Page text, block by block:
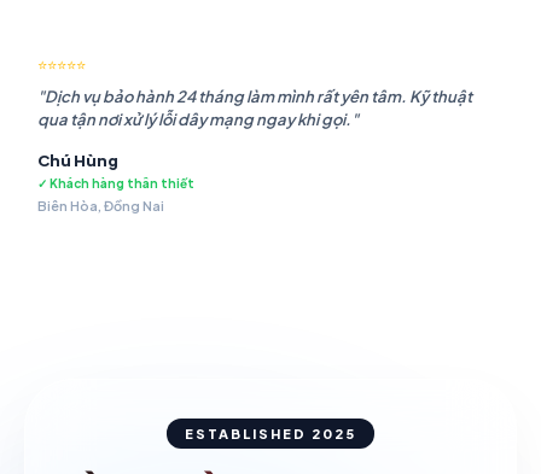
⭐⭐⭐⭐⭐
"Dịch vụ bảo hành 24 tháng làm mình rất yên tâm. Kỹ thuật
qua tận nơi xử lý lỗi dây mạng ngay khi gọi."
Chú Hùng
✓ Khách hàng thân thiết
Biên Hòa, Đồng Nai
ESTABLISHED 2025